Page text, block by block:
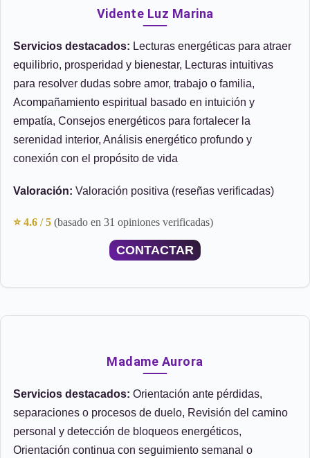
Vidente Luz Marina
Servicios destacados: Lecturas energéticas para atraer
equilibrio, prosperidad y bienestar, Lecturas intuitivas
para resolver dudas sobre amor, trabajo o familia,
Acompañamiento espiritual basado en intuición y
empatía, Consejos energéticos para fortalecer la
serenidad interior, Análisis energético profundo y
conexión con el propósito de vida
Valoración: Valoración positiva (reseñas verificadas)
⭐ 4.6 / 5 (basado en 31 opiniones verificadas)
CONTACTAR
Madame Aurora
Servicios destacados: Orientación ante pérdidas,
separaciones o procesos de duelo, Revisión del camino
personal y detección de bloqueos energéticos,
Orientación continua con seguimiento semanal o